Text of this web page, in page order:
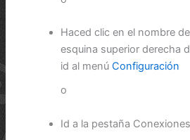
Haced clic en el nombre
esquina superior derecha
id al menúConfiguración
o
Id a la pestaña Conexiones